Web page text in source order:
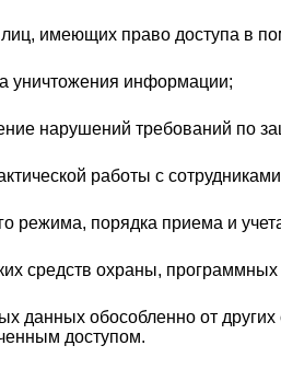
лиц, имеющих право доступа в
уничтожения информации;
нарушений требований по
работы с
режима, порядка приема и
средств охраны,
данных обособленно от
доступом.